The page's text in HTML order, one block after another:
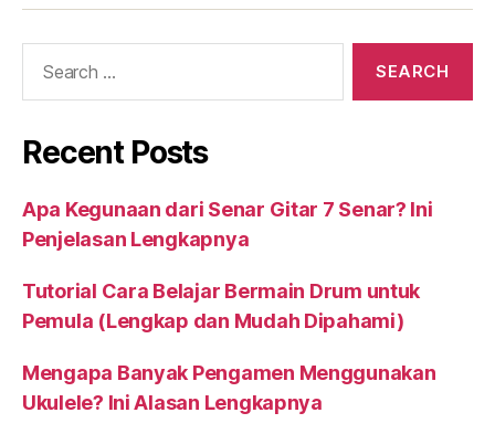
Recent Posts
Apa Kegunaan dari Senar Gitar 7 Senar? Ini
Penjelasan Lengkapnya
Tutorial Cara Belajar Bermain Drum untuk
Pemula (Lengkap dan Mudah Dipahami)
Mengapa Banyak Pengamen Menggunakan
Ukulele? Ini Alasan Lengkapnya